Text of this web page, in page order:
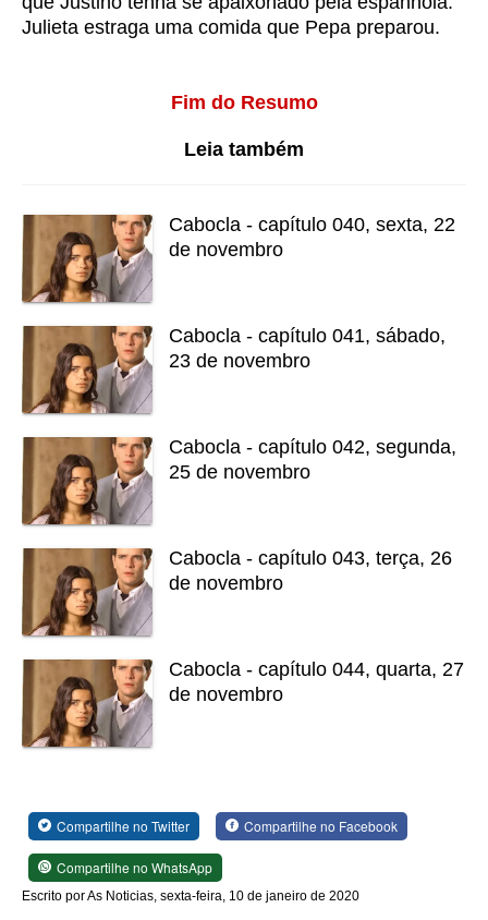
Julieta estraga uma comida que Pepa preparou.
Fim do Resumo
Leia também
Cabocla - capítulo 040, sexta, 22
de novembro
Cabocla - capítulo 041, sábado,
23 de novembro
Cabocla - capítulo 042, segunda,
25 de novembro
Cabocla - capítulo 043, terça, 26
de novembro
Cabocla - capítulo 044, quarta, 27
de novembro
Compartilhe no Twitter Compartilhe no Facebook
Compartilhe no WhatsApp
Escrito por As Noticias, sexta-feira, 10 de janeiro de 2020